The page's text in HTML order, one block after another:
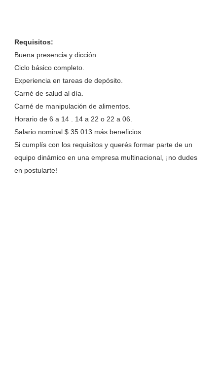
Requisitos:
Buena presencia y dicción.
Ciclo básico completo.
Experiencia en tareas de depósito.
Carné de salud al día.
Carné de manipulación de alimentos.
Horario de 6 a 14 . 14 a 22 o 22 a 06.
Salario nominal $ 35.013 más beneficios.
Si cumplís con los requisitos y querés formar parte de un
equipo dinámico en una empresa multinacional, ¡no dudes
en postularte!